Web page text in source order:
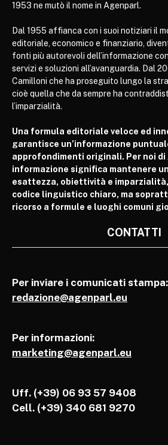
1953 ne mutò il nome in Agenparl.
Dal 1955 affianca con i suoi notiziari il
editoriale, economico e finanziario,
fonti più autorevoli dell’informazione
servizi e soluzioni all’avanguardia. Dal
Camilloni che ha proseguito lungo la
cioè quella che da sempre ha
l’imparzialità.
Una formula editoriale veloce ed
garantisce un’informazione
approfondimenti originali. Per noi
informazione significa mantenere
esattezza, obiettività e
codice linguistico chiaro, ma
ricorso a formule e luoghi comuni
CONTATTI
Per inviare i comunicati stampa:
redazione@agenparl.eu
Per informazioni:
marketing@agenparl.eu
Uff. (+39) 06 93 57 9408
Cell. (+39) 340 681 9270